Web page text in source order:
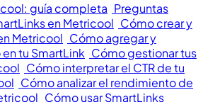
guía completa Preguntas
en Metricool Cómo crear y
Metricool Cómo agregar y
tu SmartLink Cómo gestionar tus
Cómo interpretar el CTR de tu
Cómo analizar el rendimiento de
Cómo usar SmartLinks